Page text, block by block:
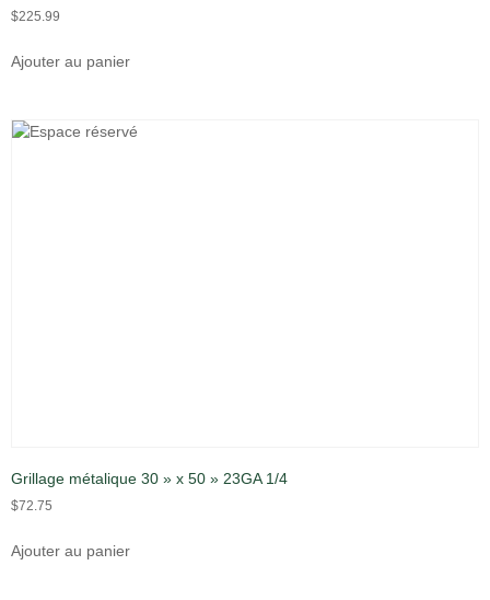
$225.99
Ajouter au panier
Grillage métalique 30 » x 50 » 23GA 1/4
$72.75
Ajouter au panier